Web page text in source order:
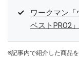
ワークマン
ベストPRO2
※記事内で紹介した商品